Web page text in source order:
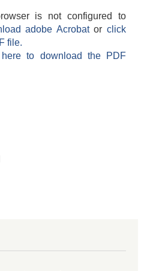
is not configured to
adobe Acrobatorclick
file.
to download the PDF